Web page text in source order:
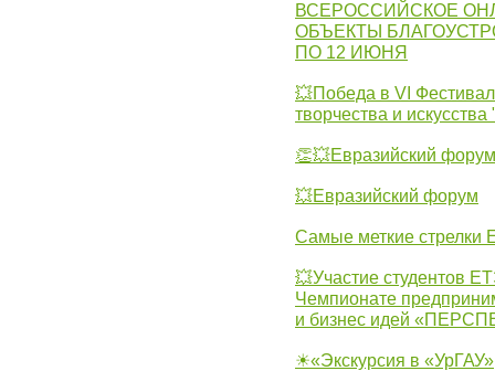
ВСЕРОССИЙСКОЕ
ОБЪЕКТЫ
ПО 12 ИЮНЯ
💥Победа в VI
творчества и
👏💥Евразийский форум
💥Евразийский форум
Самые меткие стрелки
💥Участие студентов
Чемпионате
и бизнес идей
☀«Экскурсия в «УрГАУ»